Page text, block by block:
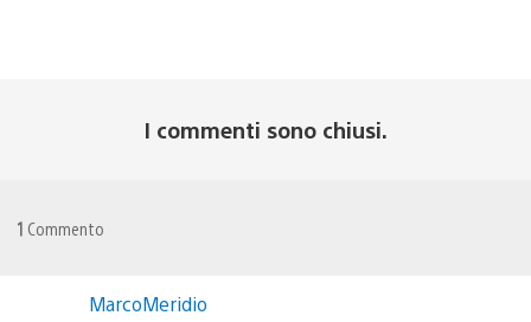
I commenti sono chiusi.
1 Commento
MarcoMeridio